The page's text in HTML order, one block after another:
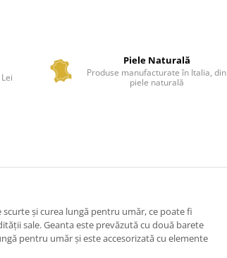
Piele Naturală
Produse manufacturate în Italia, din
piele naturală
și curea lungă pentru umăr, ce poate fi
sale. Geanta este prevăzută cu două barete
pentru umăr și este accesorizată cu elemente